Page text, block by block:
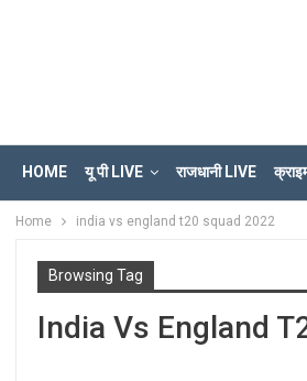
HOME यू पी LIVE राजधानी LIVE
Home india vs england t20 squad 2022
Browsing Tag
India Vs England